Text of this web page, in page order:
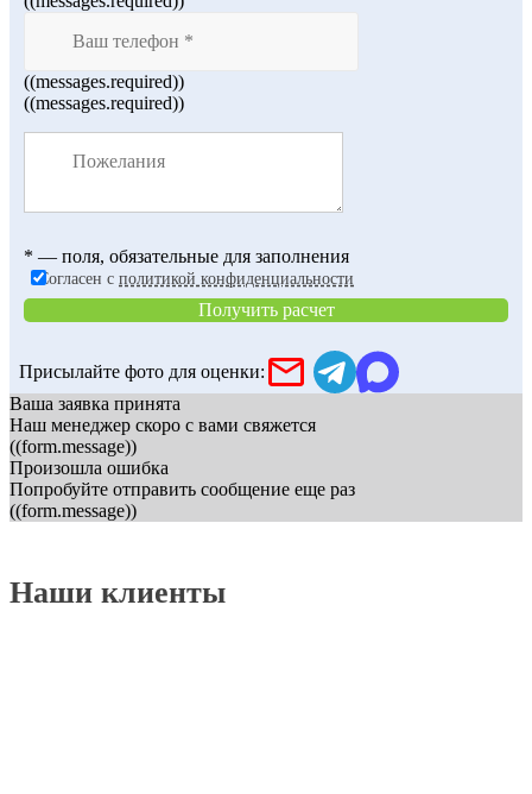
((messages.required))
((messages.required))
* — поля, обязательные для заполнения
Согласен с политикой конфиденциальности
Получить расчет
Присылайте фото для оценки:
Ваша заявка принята
Наш менеджер скоро с вами свяжется
((form.message))
Произошла ошибка
Попробуйте отправить сообщение еще раз
((form.message))
Наши клиенты